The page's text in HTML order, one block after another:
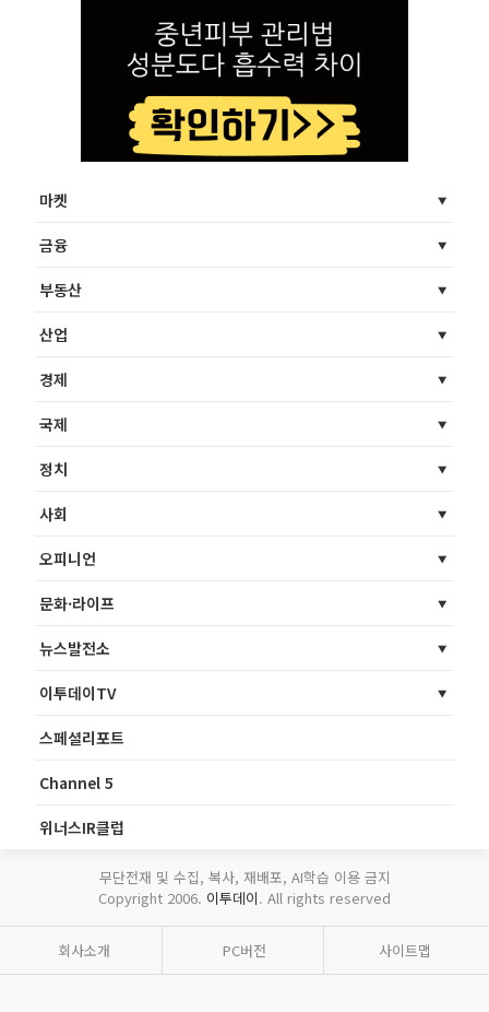
마켓
금융
부동산
산업
경제
국제
정치
사회
오피니언
문화·라이프
뉴스발전소
이투데이TV
스페셜리포트
Channel 5
위너스IR클럽
무단전재 및 수집, 복사, 재배포, AI학습 이용 금지
Copyright 2006. 이투데이. All rights reserved
회사소개 PC버전 사이트맵